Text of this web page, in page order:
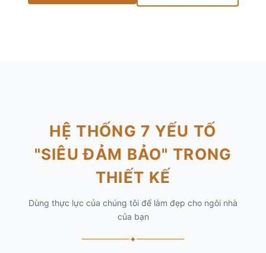
HỆ THỐNG 7 YẾU TỐ
"SIÊU ĐẢM BẢO" TRONG
THIẾT KẾ
Dùng thực lực của chúng tôi để làm đẹp cho ngôi nhà
của bạn
✦